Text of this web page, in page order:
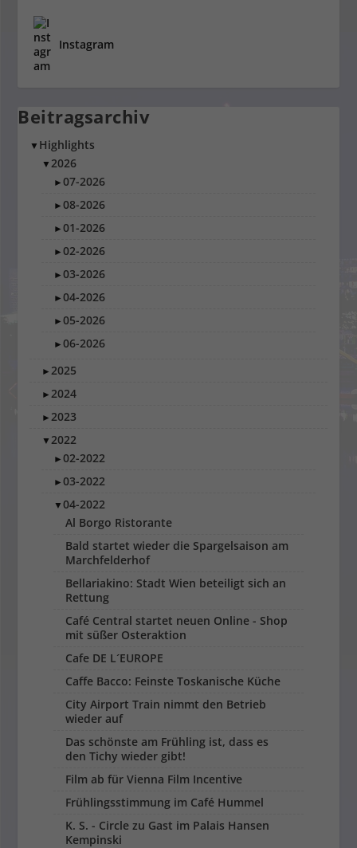
Instagram
Beitragsarchiv
▼ Highlights
▼2026
►07-2026
►08-2026
►01-2026
►02-2026
►03-2026
►04-2026
►05-2026
►06-2026
►2025
►2024
►2023
▼2022
►02-2022
►03-2022
▼04-2022
Al Borgo Ristorante
Bald startet wieder die Spargelsaison am
Marchfelderhof
Bellariakino: Stadt Wien beteiligt sich an
Rettung
Café Central startet neuen Online - Shop
mit süßer Osteraktion
Cafe DE L´EUROPE
Caffe Bacco: Feinste Toskanische Küche
City Airport Train nimmt den Betrieb
wieder auf
Das schönste am Frühling ist, dass es
den Tichy wieder gibt!
Film ab für Vienna Film Incentive
Frühlingsstimmung im Café Hummel
K. S. - Circle zu Gast im Palais Hansen
Kempinski